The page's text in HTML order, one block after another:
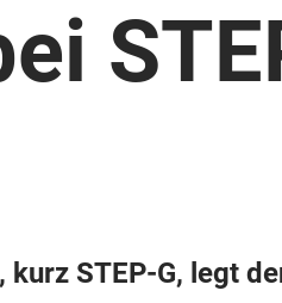
STEP-G, legt